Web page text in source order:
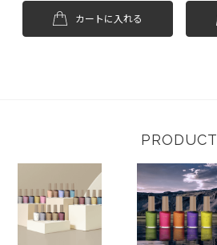
カートに入れる
PRODUCT